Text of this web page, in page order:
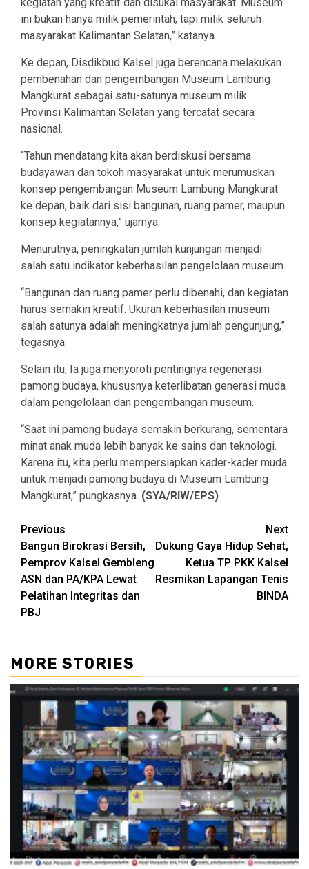
ini bukan hanya milik pemerintah, tapi milik seluruh
masyarakat Kalimantan Selatan,” katanya.
Ke depan, Disdikbud Kalsel juga berencana melakukan
pembenahan dan pengembangan Museum Lambung
Mangkurat sebagai satu-satunya museum milik
Provinsi Kalimantan Selatan yang tercatat secara
nasional.
“Tahun mendatang kita akan berdiskusi bersama
budayawan dan tokoh masyarakat untuk merumuskan
konsep pengembangan Museum Lambung Mangkurat
ke depan, baik dari sisi bangunan, ruang pamer, maupun
konsep kegiatannya,” ujarnya.
Menurutnya, peningkatan jumlah kunjungan menjadi
salah satu indikator keberhasilan pengelolaan museum.
“Bangunan dan ruang pamer perlu dibenahi, dan kegiatan
harus semakin kreatif. Ukuran keberhasilan museum
salah satunya adalah meningkatnya jumlah pengunjung,”
tegasnya.
Selain itu, Ia juga menyoroti pentingnya regenerasi
pamong budaya, khususnya keterlibatan generasi muda
dalam pengelolaan dan pengembangan museum.
“Saat ini pamong budaya semakin berkurang, sementara
minat anak muda lebih banyak ke sains dan teknologi.
Karena itu, kita perlu mempersiapkan kader-kader muda
untuk menjadi pamong budaya di Museum Lambung
Mangkurat,” pungkasnya. (SYA/RIW/EPS)
Continue
Reading
Previous
Bangun Birokrasi Bersih,
Pemprov Kalsel Gembleng
ASN dan PA/KPA Lewat
Pelatihan Integritas dan
PBJ
Next
Dukung Gaya Hidup Sehat,
Ketua TP PKK Kalsel
Resmikan Lapangan Tenis
BINDA
MORE STORIES